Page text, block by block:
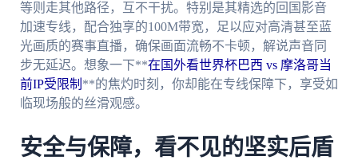
等则走其他路径，互不干扰。特别是其精选的回国影音
加速专线，配合独享的100M带宽，足以应对高清甚至蓝
光画质的赛事直播，确保画面流畅不卡顿，解说声音同
步无延迟。想象一下**在国外看世界杯巴西 vs 摩洛哥当
前IP受限制 **的焦灼时刻，你却能在专线保障下，享受如
临现场般的丝滑观感。
安全与保障，看不见的坚实后盾